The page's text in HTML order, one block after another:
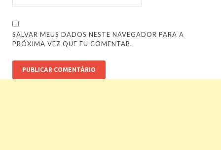
SALVAR MEUS DADOS NESTE NAVEGADOR PARA A
PRÓXIMA VEZ QUE EU COMENTAR.